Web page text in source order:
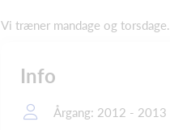
Vi træner mandage og torsdage.
Info
Årgang: 2012 - 2013